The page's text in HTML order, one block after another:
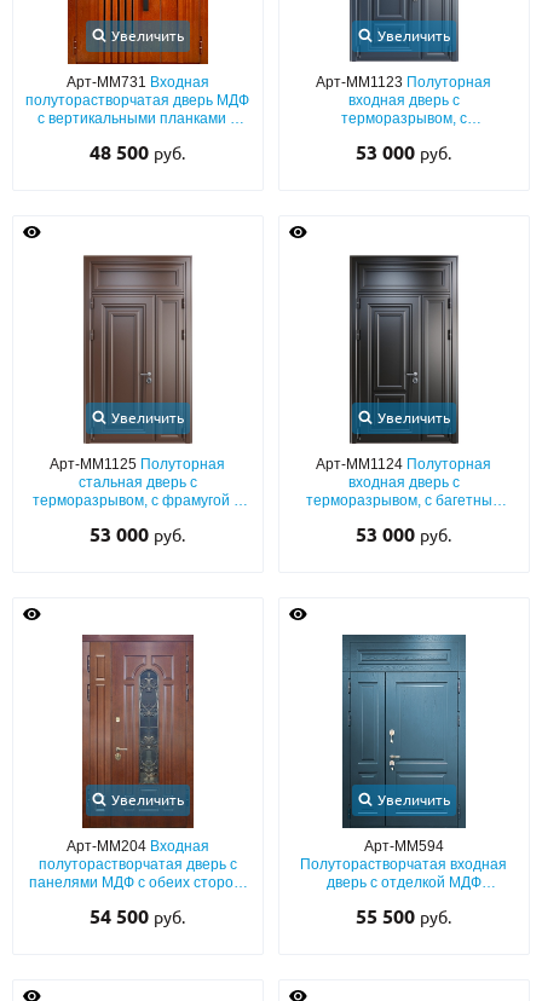
Увеличить
Арт-ММ731 Входная
полуторастворчатая дверь МДФ
с вертикальными планками и
48 500 руб.
Увеличить
Арт-ММ1123 Полуторная
входная дверь с
терморазрывом, с
53 000 руб.
Увеличить
Арт-ММ1125 Полуторная
стальная дверь с
терморазрывом, с фрамугой и
53 000 руб.
Увеличить
Арт-ММ1124 Полуторная
входная дверь с
терморазрывом, с багетным
53 000 руб.
Увеличить
Арт-ММ204 Входная
полуторастворчатая дверь с
панелями МДФ с обеих сторон,
54 500 руб.
Увеличить
Арт-ММ594
Полуторастворчатая входная
дверь с отделкой МДФ
глухой верхней вставкой
55 500 руб.